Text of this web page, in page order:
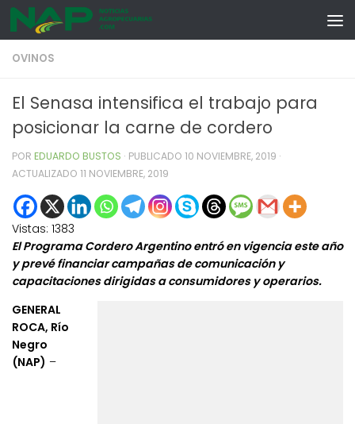
Skip to content
OVINOS
El Senasa intensifica el trabajo para
posicionar la carne de cordero
POR EDUARDO BUSTOS · PUBLICADO 10 NOVIEMBRE, 2019 ·
ACTUALIZADO 11 NOVIEMBRE, 2019
Vistas: 1383
El Programa Cordero Argentino entró en vigencia este año
y prevé financiar campañas de comunicación y
capacitaciones dirigidas a consumidores y operarios.
GENERAL
ROCA, Río
Negro
(NAP) –